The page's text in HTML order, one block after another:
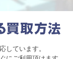
しています。